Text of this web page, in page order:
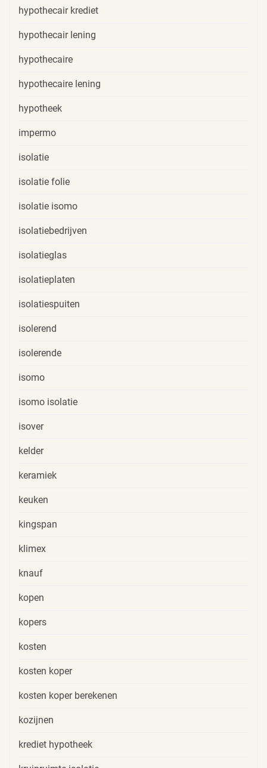
hypothecair krediet
hypothecair lening
hypothecaire
hypothecaire lening
hypotheek
impermo
isolatie
isolatie folie
isolatie isomo
isolatiebedrijven
isolatieglas
isolatieplaten
isolatiespuiten
isolerend
isolerende
isomo
isomo isolatie
isover
kelder
keramiek
keuken
kingspan
klimex
knauf
kopen
kopers
kosten
kosten koper
kosten koper berekenen
kozijnen
krediet hypotheek